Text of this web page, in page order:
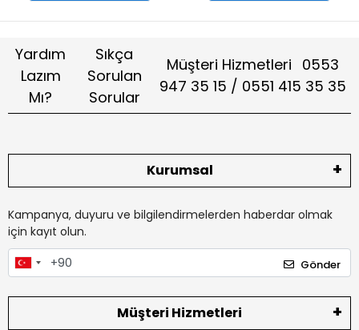
Yardım
Lazım
Mı?
Sıkça
Sorulan
Sorular
Müşteri Hizmetleri 0553
947 35 15 / 0551 415 35 35
Kurumsal
Kampanya, duyuru ve bilgilendirmelerden haberdar olmak
için kayıt olun.
Gönder
Müşteri Hizmetleri